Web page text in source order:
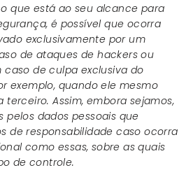
que está ao seu alcance para
é possível que ocorra
exclusivamente por um
de ataques de hackers ou
caso de culpa exclusiva do
exemplo, quando ele mesmo
terceiro. Assim, embora sejamos,
pelos dados pessoais que
de responsabilidade caso ocorra
como essas, sobre as quais
de controle.